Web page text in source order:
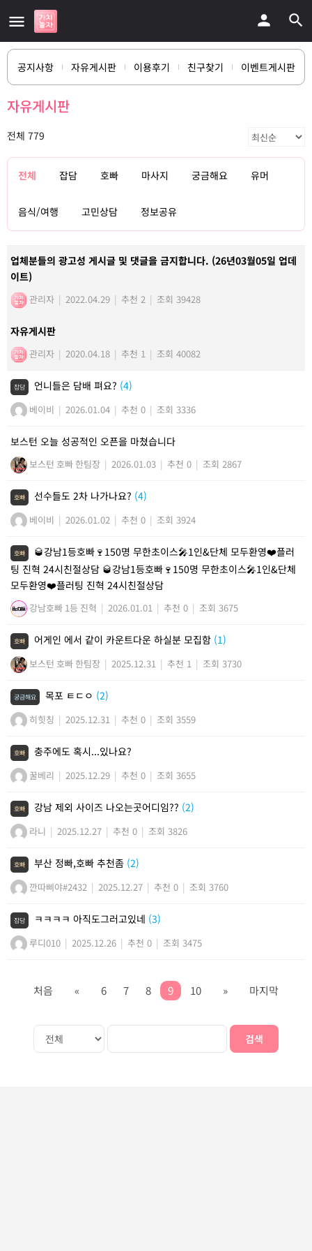
공지사항 자유게시판 이용후기 친구찾기 이벤트게시판
자유게시판
전체 779
전체 잡담 호빠 마사지 궁금해요 유머
음식/여행 고민상담 정보공유
업체분들의 광고성 게시글 및 댓글을 금지합니다. (26년03월05일 업데
이트)
관리자 | 2022.04.29 | 추천 2 | 조회 39428
자유게시판
관리자 | 2020.04.18 | 추천 1 | 조회 40082
잡담 언니들은 담배 펴요? (4)
베이비 | 2026.01.04 | 추천 0 | 조회 3336
보스턴 오늘 성공적인 오픈을 마쳤습니다
보스턴 호빠 한팀장 | 2026.01.03 | 추천 0 | 조회 2867
호빠 선수들도 2차 나가나요? (4)
베이비 | 2026.01.02 | 추천 0 | 조회 3924
호빠
🥃강남1등호빠🍷150명 무한초이스🎤1인&단체 모두환영❤️플러
팅 진혁 24시친절상담 🥃강남1등호빠🍷150명 무한초이스🎤1인&단체
모두환영❤️플러팅 진혁 24시친절상담
강남호빠 1등 진혁 | 2026.01.01 | 추천 0 | 조회 3675
호빠 어게인 에서 같이 카운트다운 하실분 모집함 (1)
보스턴 호빠 한팀장 | 2025.12.31 | 추천 1 | 조회 3730
궁금해요 목포 ㅌㄷㅇ (2)
히힛칭 | 2025.12.31 | 추천 0 | 조회 3559
호빠 충주에도 혹시...있나요?
꿀베리 | 2025.12.29 | 추천 0 | 조회 3655
호빠 강남 제외 사이즈 나오는곳어디임?? (2)
라니 | 2025.12.27 | 추천 0 | 조회 3826
호빠 부산 정빠,호빠 추천좀 (2)
깐따삐야#2432 | 2025.12.27 | 추천 0 | 조회 3760
잡담 ㅋㅋㅋㅋ 아직도그러고있네 (3)
루디010 | 2025.12.26 | 추천 0 | 조회 3475
처음 « 6 7 8 9 10 » 마지막
검색